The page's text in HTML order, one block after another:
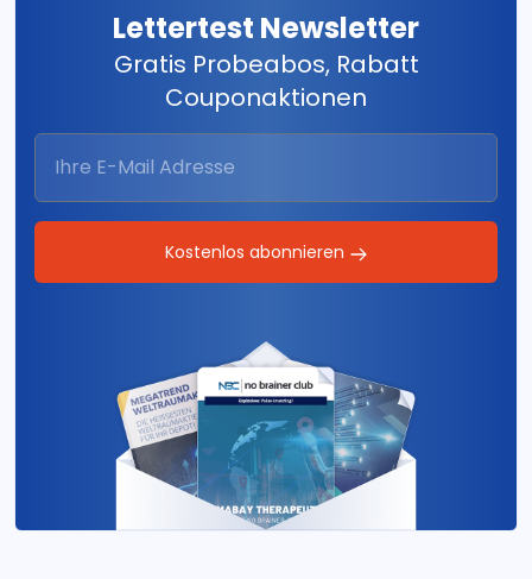
Lettertest Newsletter
Gratis Probeabos, Rabatt
Couponaktionen
Kostenlos abonnieren